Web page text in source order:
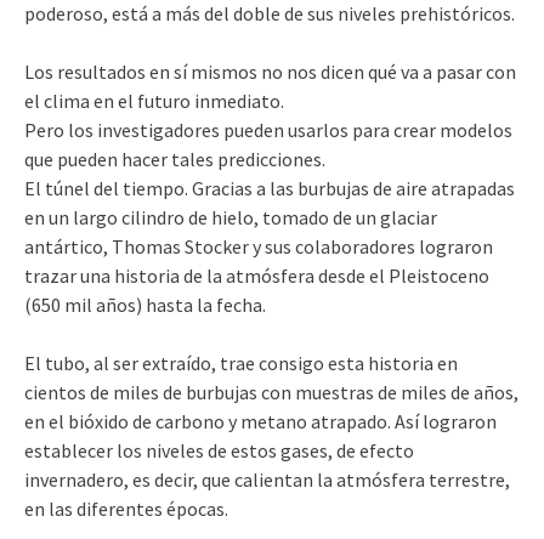
poderoso, está a más del doble de sus niveles prehistóricos.
Los resultados en sí mismos no nos dicen qué va a pasar con
el clima en el futuro inmediato.
Pero los investigadores pueden usarlos para crear modelos
que pueden hacer tales predicciones.
El túnel del tiempo. Gracias a las burbujas de aire atrapadas
en un largo cilindro de hielo, tomado de un glaciar
antártico, Thomas Stocker y sus colaboradores lograron
trazar una historia de la atmósfera desde el Pleistoceno
(650 mil años) hasta la fecha.
El tubo, al ser extraído, trae consigo esta historia en
cientos de miles de burbujas con muestras de miles de años,
en el bióxido de carbono y metano atrapado. Así lograron
establecer los niveles de estos gases, de efecto
invernadero, es decir, que calientan la atmósfera terrestre,
en las diferentes épocas.